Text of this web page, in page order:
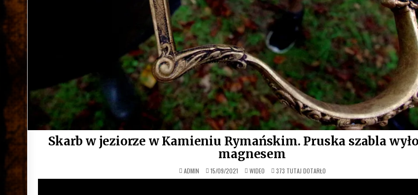
Skarb w jeziorze w Kamieniu Rymańskim. Pruska szabla
magnesem
ADMIN 15/09/2021 OPUBLIKOWANE
W
WIDEO 373 TUTAJ DOTARŁO